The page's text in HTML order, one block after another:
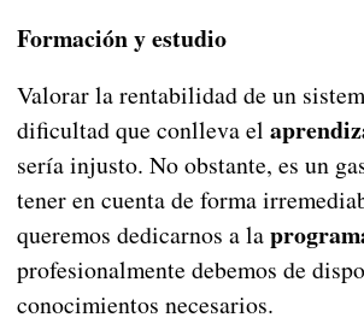
Formación y estudio
Valorar la rentabilidad de un
dificultad que conlleva el
sería injusto. No obstante, es un
tener en cuenta de forma
queremos dedicarnos a la
profesionalmente debemos de
conocimientos necesarios.